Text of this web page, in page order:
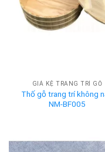
GIÁ KỆ TRANG TRÍ GỖ
Thố gỗ trang trí không
NM-BF005